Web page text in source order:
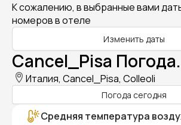
К сожалению, в выбранные вами
номеров в отеле
Изменить даты
Cancel_Pisa Погода.
Италия, Cancel_Pisa, Colleoli
Погода сегодня
Средняя температура